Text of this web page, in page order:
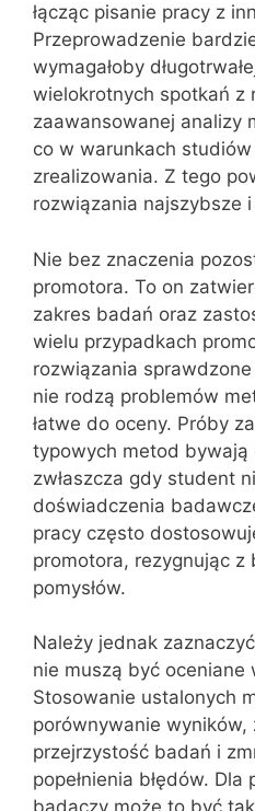
łącząc pisanie pracy z
Przeprowadzenie
wymagałoby
wielokrotnych spotkań z
zaawansowanej analizy
co w warunkach
zrealizowania. Z tego
rozwiązania najszybsze
Nie bez znaczenia
promotora. To on
zakres badań oraz
wielu przypadkach
rozwiązania
nie rodzą problemów
łatwe do oceny. Próby
typowych metod bywają
zwłaszcza gdy student
doświadczenia
pracy często
promotora, rezygnując z
pomysłów.
Należy jednak
nie muszą być oceniane
Stosowanie ustalonych
porównywanie wyników,
przejrzystość badań i
popełnienia błędów. Dla
badaczy może to być